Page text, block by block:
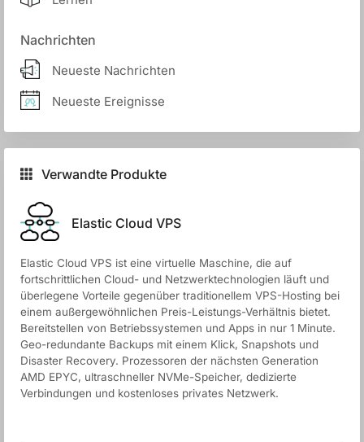
Nachrichten
Neueste Nachrichten
Neueste Ereignisse
Verwandte Produkte
Elastic Cloud VPS
Elastic Cloud VPS ist eine virtuelle Maschine, die auf
fortschrittlichen Cloud- und Netzwerktechnologien läuft und
überlegene Vorteile gegenüber traditionellem VPS-Hosting bei
einem außergewöhnlichen Preis-Leistungs-Verhältnis bietet.
Bereitstellen von Betriebssystemen und Apps in nur 1 Minute.
Geo-redundante Backups mit einem Klick, Snapshots und
Disaster Recovery. Prozessoren der nächsten Generation
AMD EPYC, ultraschneller NVMe-Speicher, dedizierte
Verbindungen und kostenloses privates Netzwerk.